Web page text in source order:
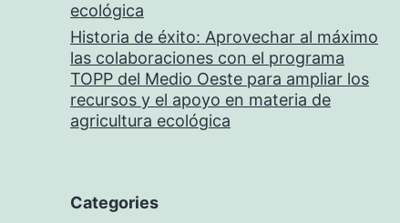
ecológica
Historia de éxito: Aprovechar al máximo
las colaboraciones con el programa
TOPP del Medio Oeste para ampliar los
recursos y el apoyo en materia de
agricultura ecológica
Categories